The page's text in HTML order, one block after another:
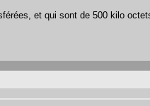
et qui sont de 500 kilo